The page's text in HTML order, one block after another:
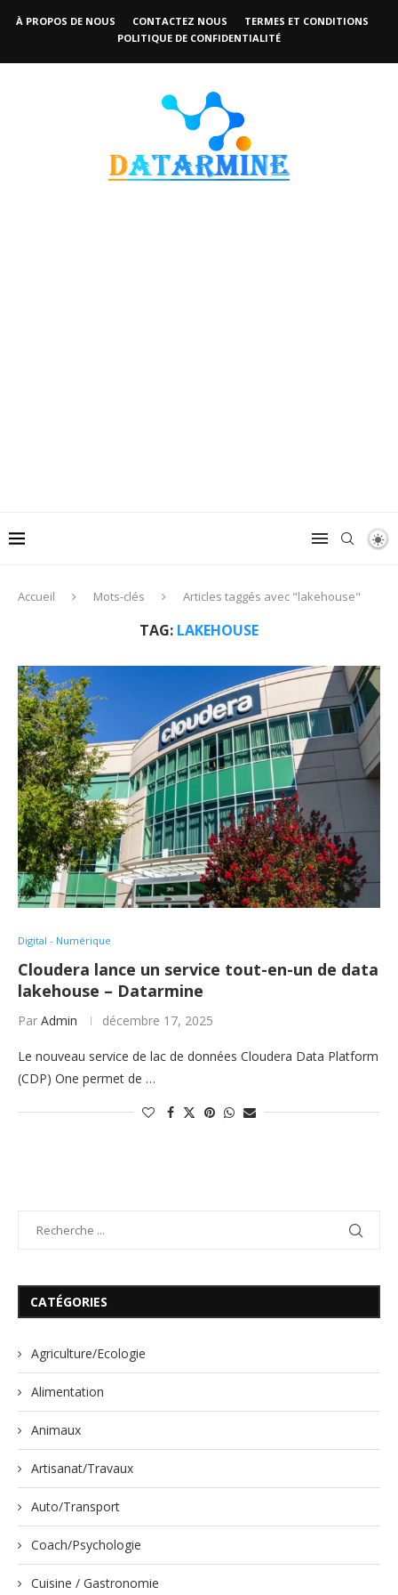
À PROPOS DE NOUS CONTACTEZ NOUS
TERMES ET CONDITIONS
POLITIQUE DE CONFIDENTIALITÉ
Accueil Mots-clés Articles taggés avec "lakehouse"
TAG: LAKEHOUSE
Digital - Numérique
Cloudera lance un service tout-en-un de data
lakehouse – Datarmine
Par Admin décembre 17, 2025
Le nouveau service de lac de données Cloudera Data Platform
(CDP) One permet de …
CATÉGORIES
Agriculture/Ecologie
Alimentation
Animaux
Artisanat/Travaux
Auto/Transport
Coach/Psychologie
Cuisine / Gastronomie